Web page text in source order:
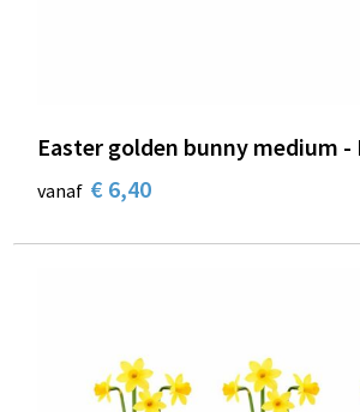
Easter golden bunny medium -
vanaf € 6,40